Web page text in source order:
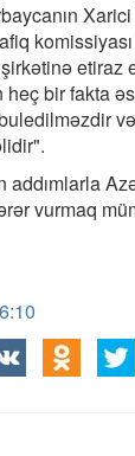
etiraz
bir fakta
vurmaq